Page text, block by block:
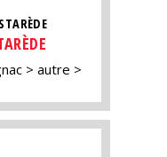
autre